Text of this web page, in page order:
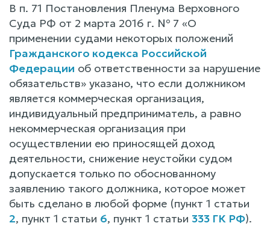
В п. 71 Постановления Пленума Верховного
Суда РФ от 2 марта 2016 г. № 7 «О
применении судами некоторых положений
Гражданского кодекса Российской
Федерации об ответственности за нарушение
обязательств» указано, что если должником
является коммерческая организация,
индивидуальный предприниматель, а равно
некоммерческая организация при
осуществлении ею приносящей доход
деятельности, снижение неустойки судом
допускается только по обоснованному
заявлению такого должника, которое может
быть сделано в любой форме (пункт 1 статьи
2, пункт 1 статьи 6, пункт 1 статьи 333 ГК РФ).